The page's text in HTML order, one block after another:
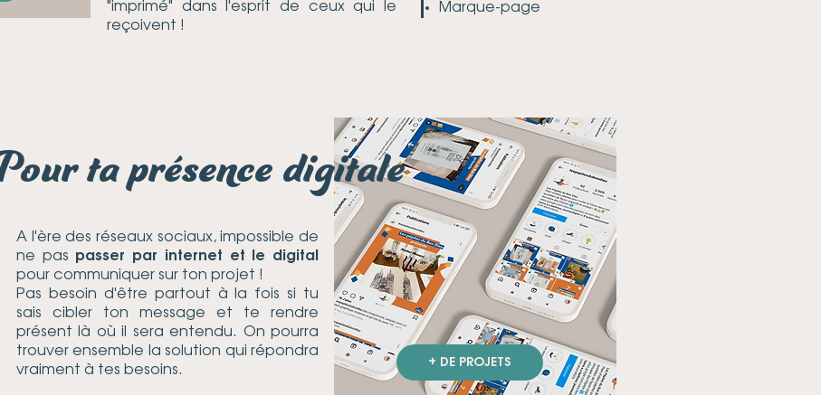
"imprimé" dans l'esprit de ceux qui le
reçoivent !
Marque-page
A l'ère des réseaux sociaux, impossible de
ne pas passer par internet et le digital
pour communiquer sur ton projet !
Pas besoin d'être partout à la fois si tu
sais cibler ton message et te rendre
présent là où il sera entendu. On pourra
trouver ensemble la solution qui répondra
vraiment à tes besoins.
ta présence digitale
+ DE PROJETS